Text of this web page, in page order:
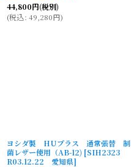
44,800円(税別)
(税込: 49,280円)
ヨシダ製 HUプラス 通常張替 制
菌レザー使用（AB-12) [SIH2323
R03.12.22 愛知県]